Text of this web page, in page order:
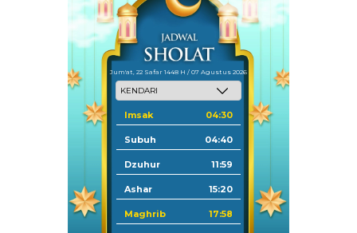
Jum'at, 22 Safar 1448 H / 07 Agustus 2026
Imsak 04:30
Subuh 04:40
Dzuhur 11:59
Ashar 15:20
Maghrib 17:58